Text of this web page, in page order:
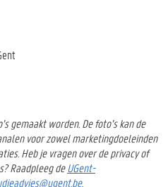
gemaakt worden. De foto’s kan de
voor zowel marketingdoeleinden
Heb je vragen over de privacy of
Raadpleeg deUGent-
.